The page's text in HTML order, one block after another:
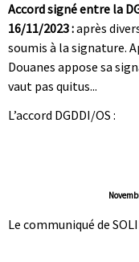
Accord signé entre la
16/11/2023 :après
soumis à la signature.
Douanes appose sa
vaut pas quitus...
L’accord DGDDI/OS :
Le communiqué de